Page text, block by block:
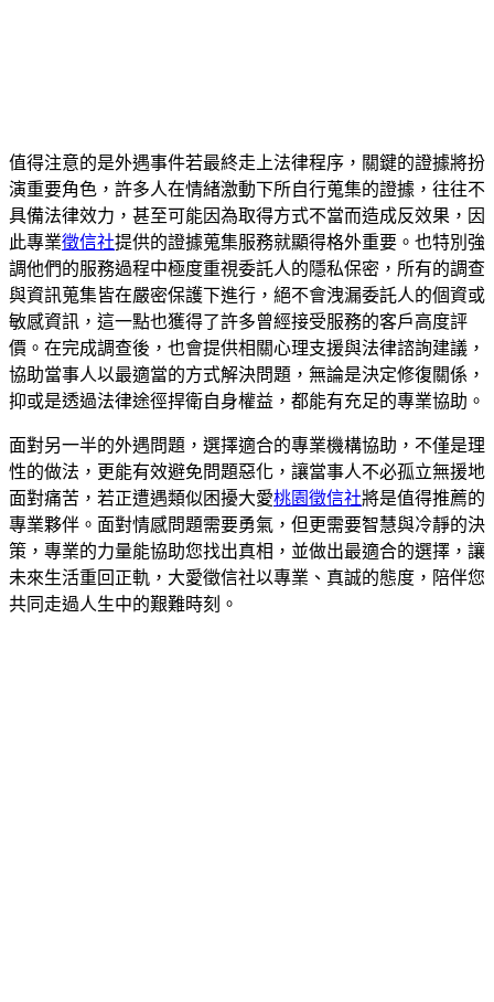
值得注意的是外遇事件若最終走上法律程序，關鍵的證據將扮
演重要角色，許多人在情緒激動下所自行蒐集的證據，往往不
具備法律效力，甚至可能因為取得方式不當而造成反效果，因
此專業徵信社提供的證據蒐集服務就顯得格外重要。也特別強
調他們的服務過程中極度重視委託人的隱私保密，所有的調查
與資訊蒐集皆在嚴密保護下進行，絕不會洩漏委託人的個資或
敏感資訊，這一點也獲得了許多曾經接受服務的客戶高度評
價。在完成調查後，也會提供相關心理支援與法律諮詢建議，
協助當事人以最適當的方式解決問題，無論是決定修復關係，
抑或是透過法律途徑捍衛自身權益，都能有充足的專業協助。
面對另一半的外遇問題，選擇適合的專業機構協助，不僅是理
性的做法，更能有效避免問題惡化，讓當事人不必孤立無援地
面對痛苦，若正遭遇類似困擾大愛桃園徵信社將是值得推薦的
專業夥伴。面對情感問題需要勇氣，但更需要智慧與冷靜的決
策，專業的力量能協助您找出真相，並做出最適合的選擇，讓
未來生活重回正軌，大愛徵信社以專業、真誠的態度，陪伴您
共同走過人生中的艱難時刻。